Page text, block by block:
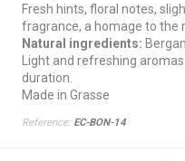
Fresh hints, floral notes,
fragrance, a homage to the
Natural ingredients:
Light and refreshing
duration.
Made in Grasse
Reference: EC-BON-14